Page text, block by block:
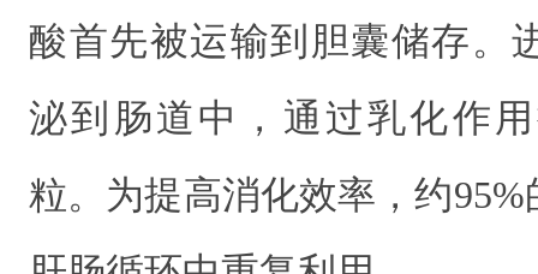
酸首先被运输到胆囊储存。
泌到肠道中，通过乳化作
粒。为提高消化效率，约